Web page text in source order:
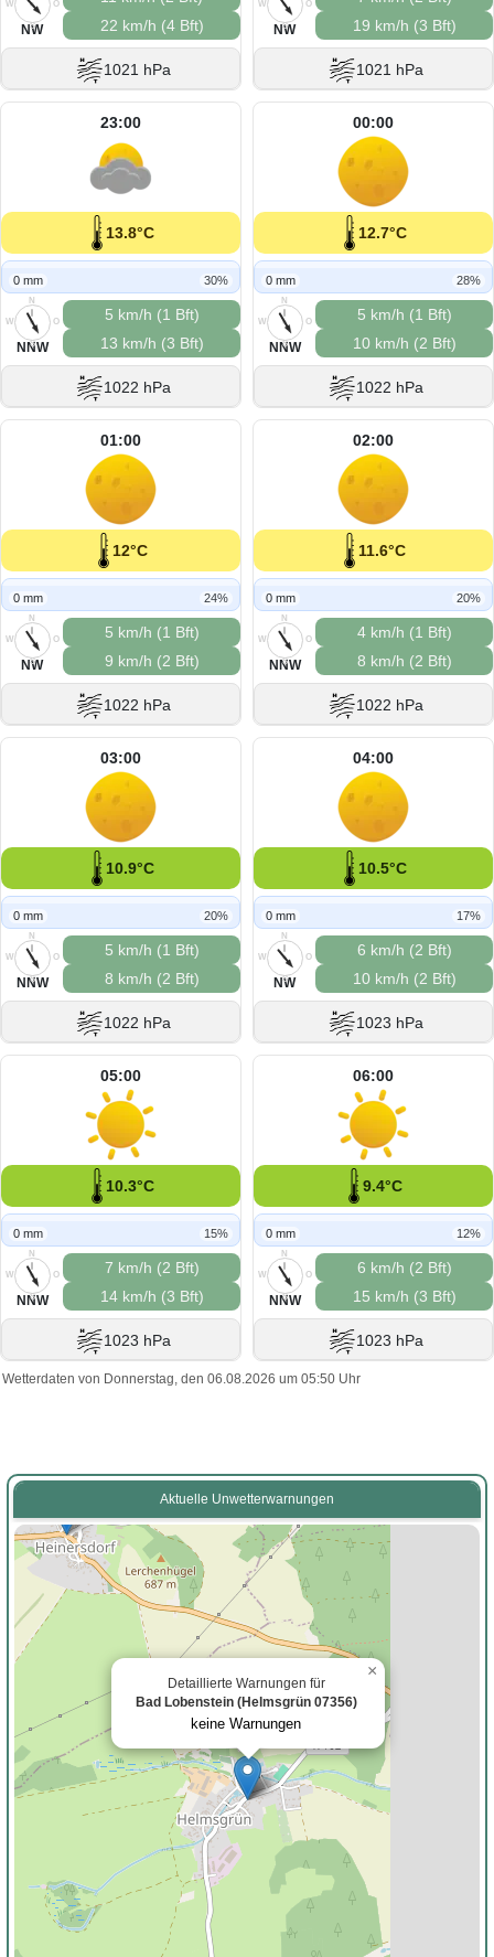
O
S
W
NW
22 km/h (4 Bft)
1021 hPa
O
S
W
NW
19 km/h (3 Bft)
1021 hPa
23:00
13.8°C
0 mm 30%
N
O
S
W
NNW
5 km/h (1 Bft)
13 km/h (3 Bft)
1022 hPa
00:00
12.7°C
0 mm 28%
N
O
S
W
NNW
5 km/h (1 Bft)
10 km/h (2 Bft)
1022 hPa
01:00
12°C
0 mm 24%
N
O
S
W
NW
5 km/h (1 Bft)
9 km/h (2 Bft)
1022 hPa
02:00
11.6°C
0 mm 20%
N
O
S
W
NNW
4 km/h (1 Bft)
8 km/h (2 Bft)
1022 hPa
03:00
10.9°C
0 mm 20%
N
O
S
W
NNW
5 km/h (1 Bft)
8 km/h (2 Bft)
1022 hPa
04:00
10.5°C
0 mm 17%
N
O
S
W
NW
6 km/h (2 Bft)
10 km/h (2 Bft)
1023 hPa
05:00
10.3°C
0 mm 15%
N
O
S
W
NNW
7 km/h (2 Bft)
14 km/h (3 Bft)
1023 hPa
06:00
9.4°C
0 mm 12%
N
O
S
W
NNW
6 km/h (2 Bft)
15 km/h (3 Bft)
1023 hPa
Wetterdaten von Donnerstag, den 06.08.2026 um 05:50 Uhr
Aktuelle Unwetterwarnungen
Detaillierte Warnungen für
Bad Lobenstein (Helmsgrün 07356)
keine Warnungen
×